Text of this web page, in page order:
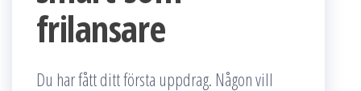
frilansare
Du har fått ditt första uppdrag. Någon vill